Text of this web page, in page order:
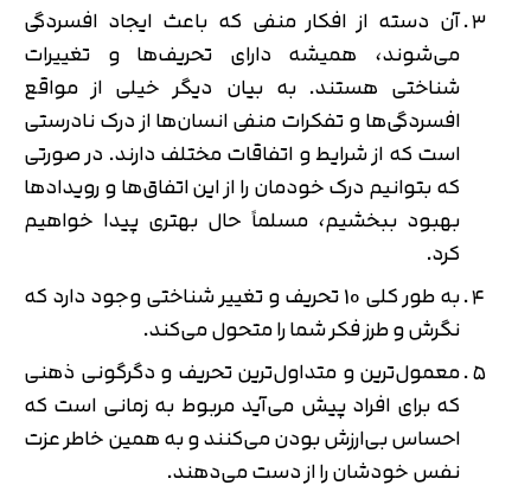
آن دسته از افکار منفی که باعث ایجاد افسردگی
می‌شوند، همیشه دارای تحریف‌ها و تغییرات
شناختی هستند. به بیان دیگر خیلی از مواقع
افسردگی‌ها و تفکرات منفی انسان‌ها از درک نادرستی
است که از شرایط و اتفاقات مختلف دارند. در صورتی
که بتوانیم درک خودمان را از این اتفاق‌ها و رویدادها
بهبود ببخشیم، مسلماً حال بهتری پیدا خواهیم
کرد.
به طور کلی 10 تحریف و تغییر شناختی وجود دارد که
نگرش و طرز فکر شما را متحول می‌کند.
معمول‌ترین و متداول‌ترین تحریف و دگرگونی ذهنی
که برای افراد پیش‌ می‌آید مربوط به زمانی است که
احساس بی‌ارزش بودن می‌کنند و به همین خاطر عزت
نفس خودشان را از دست می‌دهند.